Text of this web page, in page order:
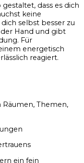
dass es dich
keine
selbst besser zu
Hand und gibt
Für
energetisch
reagiert.
Themen,
ein fein